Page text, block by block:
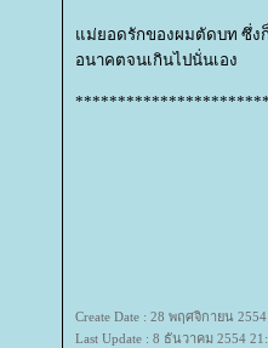
ม่ยอดรักของผมตัดบท ซึ่งก็
อนาคตจนเกินไปนั่นเอง
Create Date : 28 พฤศจิกายน 2554
Last Update : 8 ธันวาคม 2554